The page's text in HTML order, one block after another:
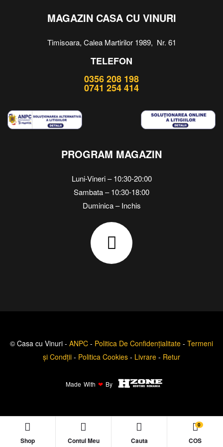
MAGAZIN CASA CU VINURI
Timisoara, Calea Martirilor 1989, Nr. 61
TELEFON
0356 208 198
0741 254 414
PROGRAM MAGAZIN
Luni-Vineri – 10:30-20:00
Sambata – 10:30-18:00
Duminica – Inchis
© Casa cu Vinuri - ANPC - Politica De Confidențialitate - Termeni
și Condții - Politica Cookies - Livrare - Retur
Made With ❤ By
Shop Contul Meu Cauta
0
COS